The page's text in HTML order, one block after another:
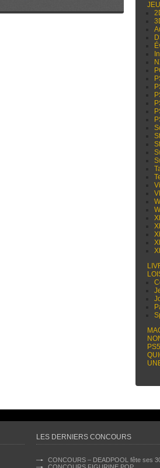
PS5
LES DERNIERS CONCOURS
CONCOURS – DEADPOOL fête ses